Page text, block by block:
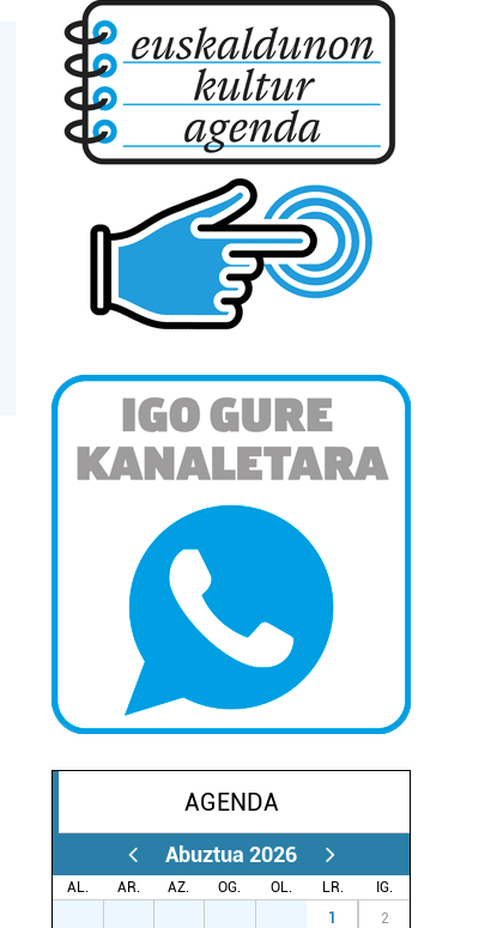
AGENDA
Abuztua 2026
AL. AR. AZ. OG. OL. LR.
IG.
1 2